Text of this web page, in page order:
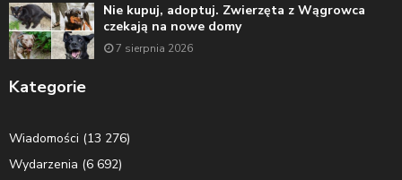
Nie kupuj, adoptuj. Zwierzęta z Wągrowca
czekają na nowe domy
7 sierpnia 2026
Kategorie
Wiadomości (13 276)
Wydarzenia (6 692)